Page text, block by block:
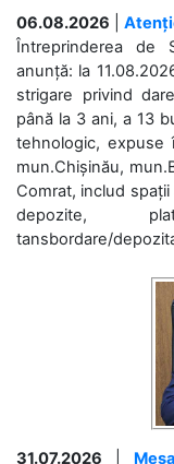
06.08.2026
Întreprinderea de
anunță: la
strigare privind
până la 3 ani, a 13
tehnologic, expuse
mun.Chișinău,
Comrat, includ
depozite,
tansbordare/
31.07.2026